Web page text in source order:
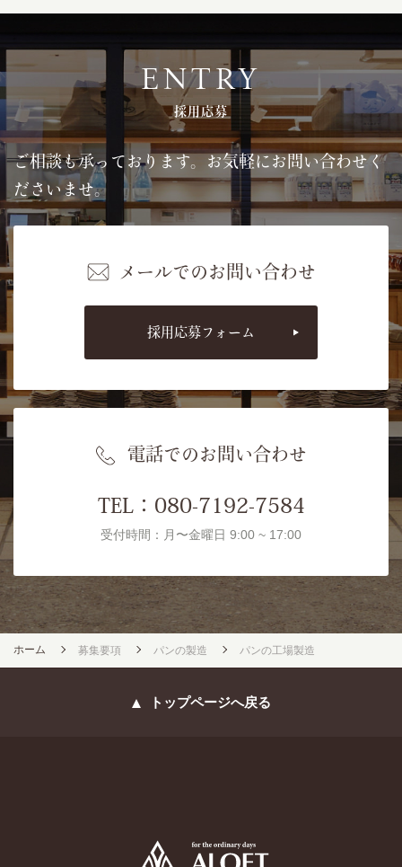
ENTRY
採用応募
ご相談も承っております。お気軽にお問い合わせく
ださいませ。
メールでのお問い合わせ
採用応募フォーム
電話でのお問い合わせ
TEL： 080-7192-7584
受付時間：月〜金曜日 9:00 ~ 17:00
ホーム 募集要項 パンの製造 パンの工場製造
トップページへ戻る